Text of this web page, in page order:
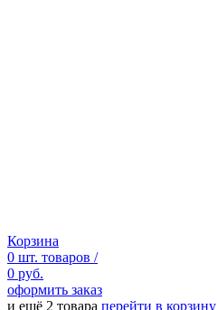
Корзина
0 шт. товаров /
0 руб.
оформить заказ
и ещё 2 товара перейти в корзину